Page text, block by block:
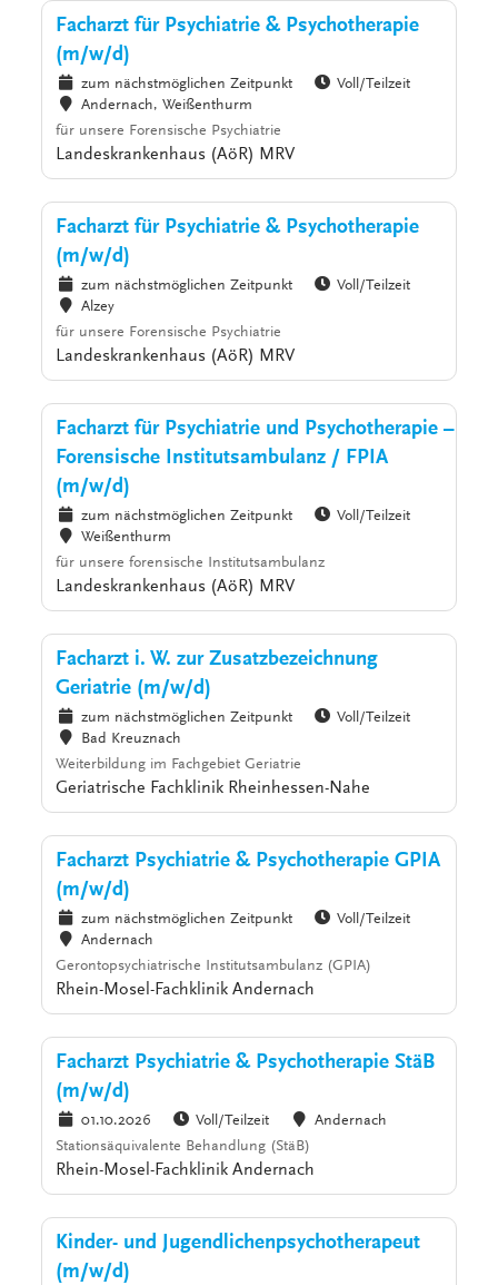
Facharzt für Psychiatrie & Psychotherapie
(m/w/d)
zum nächstmöglichen Zeitpunkt
Voll/Teilzeit
Andernach, Weißenthurm
für unsere Forensische Psychiatrie
Landeskrankenhaus (AöR) MRV
Facharzt für Psychiatrie & Psychotherapie
(m/w/d)
zum nächstmöglichen Zeitpunkt
Voll/Teilzeit
Alzey
für unsere Forensische Psychiatrie
Landeskrankenhaus (AöR) MRV
Facharzt für Psychiatrie und Psychotherapie –
Forensische Institutsambulanz / FPIA
(m/w/d)
zum nächstmöglichen Zeitpunkt
Voll/Teilzeit
Weißenthurm
für unsere forensische Institutsambulanz
Landeskrankenhaus (AöR) MRV
Facharzt i. W. zur Zusatzbezeichnung
Geriatrie (m/w/d)
zum nächstmöglichen Zeitpunkt
Voll/Teilzeit
Bad Kreuznach
Weiterbildung im Fachgebiet Geriatrie
Geriatrische Fachklinik Rheinhessen-Nahe
Facharzt Psychiatrie & Psychotherapie GPIA
(m/w/d)
zum nächstmöglichen Zeitpunkt
Voll/Teilzeit
Andernach
Gerontopsychiatrische Institutsambulanz (GPIA)
Rhein-Mosel-Fachklinik Andernach
Facharzt Psychiatrie & Psychotherapie StäB
(m/w/d)
01.10.2026 Voll/Teilzeit
Andernach
Stationsäquivalente Behandlung (StäB)
Rhein-Mosel-Fachklinik Andernach
Kinder- und Jugendlichenpsychotherapeut
(m/w/d)